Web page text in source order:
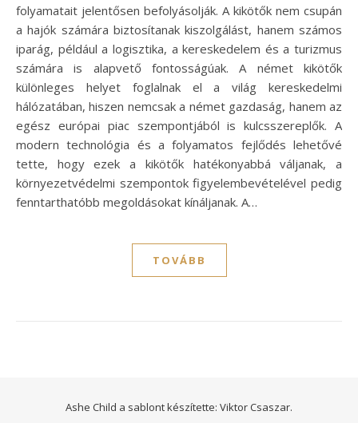
folyamatait jelentősen befolyásolják. A kikötők nem csupán
a hajók számára biztosítanak kiszolgálást, hanem számos
iparág, például a logisztika, a kereskedelem és a turizmus
számára is alapvető fontosságúak. A német kikötők
különleges helyet foglalnak el a világ kereskedelmi
hálózatában, hiszen nemcsak a német gazdaság, hanem az
egész európai piac szempontjából is kulcsszereplők. A
modern technológia és a folyamatos fejlődés lehetővé
tette, hogy ezek a kikötők hatékonyabbá váljanak, a
környezetvédelmi szempontok figyelembevételével pedig
fenntarthatóbb megoldásokat kínáljanak. A…
TOVÁBB
Ashe Child a sablont készítette: Viktor Csaszar.